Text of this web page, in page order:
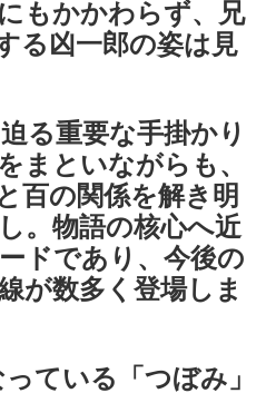
もかかわらず、兄
る凶一郎の姿は見
る重要な手掛かり
まといながらも、
百の関係を解き明
。物語の核心へ近
ドであり、今後の
が数多く登場しま
ている「つぼみ」